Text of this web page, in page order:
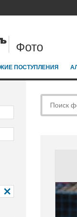
Фото
ПОСТУПЛЕНИЯ